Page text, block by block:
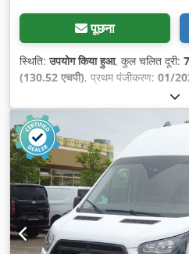
पूछना
स्थिति:उपयोग किया हुआ, कुल चलित दूरी:
(130.52 एचपी), प्रथम पंजीकरण: 01/
, गियरिंग
निर्माण वर्ष:2022, उपकरण:इलेक्ट्रॉनिक
एयर कंडीशनिंग, कालिख फिल्टर, केंद्रीय